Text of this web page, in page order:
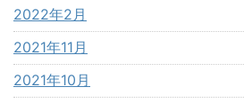
2022年2月
2021年11月
2021年10月